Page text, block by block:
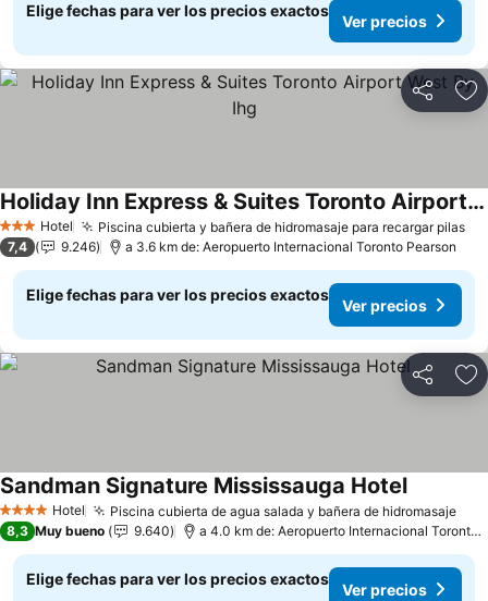
Elige fechas para ver los precios exactos
Ver precios
Compartir
3 Estrellas
Hotel Piscina cubierta y bañera de hidromasaje para recargar pilas
Holiday Inn Express & Suites Toronto Airport West By Ihg
7,4 9.246 a 3.6 km de: Aeropuerto Internacional Toronto Pearson
Elige fechas para ver los precios exactos
Ver precios
Compartir
4 EstrellasHotel Piscina cubierta de agua salada y bañera de hidromasaje
Sandman Signature Mississauga Hotel
8,3 Muy bueno 9.640 a 4.0 km de: Aeropuerto Internacional Toronto Pearson
Elige fechas para ver los precios exactos
Ver precios